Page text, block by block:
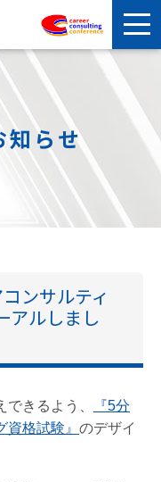
知らせ
ンサルティ
アルしまし
きるよう、
『5分
格試験』 のデザイ